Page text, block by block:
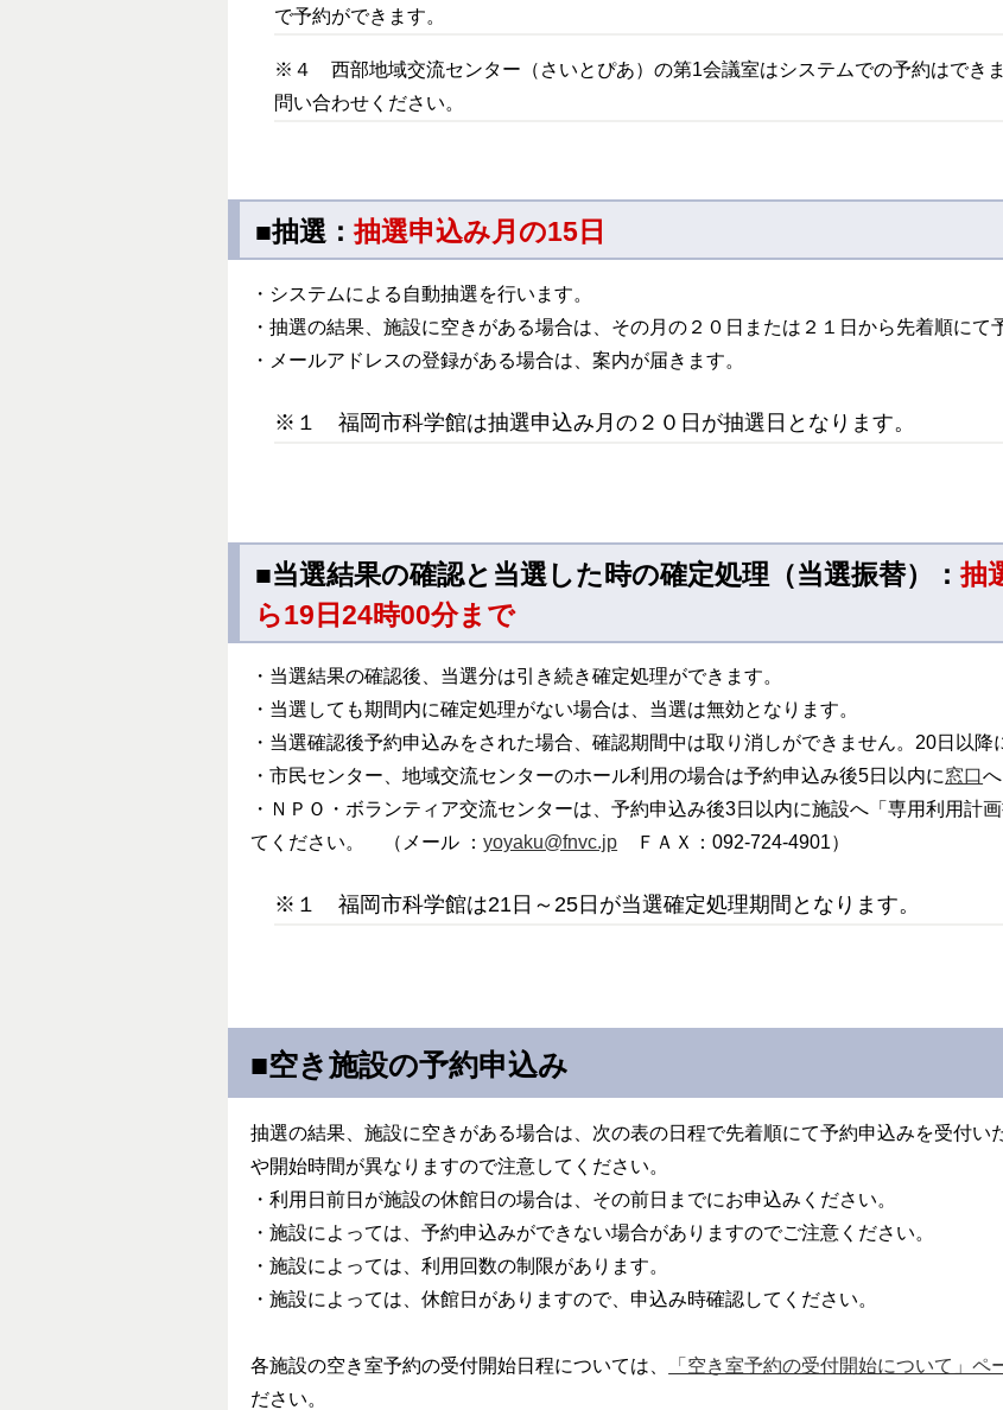
で予約ができます。
※４ 西部地域交流センター（さいとぴあ）の第1会議室はシステムでの予約はでき
問い合わせください。
■抽選： 抽選申込み月の15日
・システムによる自動抽選を行います。
・抽選の結果、施設に空きがある場合は、その月の２０日または２１日から先着順にて
・メールアドレスの登録がある場合は、案内が届きます。
※１ 福岡市科学館は抽選申込み月の２０日が抽選日となります。
■当選結果の確認と当選した時の確定処理（当選振替）： 抽
ら19日24時00分まで
・当選結果の確認後、当選分は引き続き確定処理ができます。
・当選しても期間内に確定処理がない場合は、当選は無効となります。
・当選確認後予約申込みをされた場合、確認期間中は取り消しができません。20日以降
・市民センター、地域交流センターのホール利用の場合は予約申込み後5日以内に窓口
・ＮＰＯ・ボランティア交流センターは、予約申込み後3日以内に施設へ「専用利用計
てください。 （メール ：yoyaku@fnvc.jp ＦＡＸ：092-724-4901）
※１ 福岡市科学館は21日～25日が当選確定処理期間となります。
■空き施設の予約申込み
抽選の結果、施設に空きがある場合は、次の表の日程で先着順にて予約申込みを受付い
や開始時間が異なりますので注意してください。
・利用日前日が施設の休館日の場合は、その前日までにお申込みください。
・施設によっては、予約申込みができない場合がありますのでご注意ください。
・施設によっては、利用回数の制限があります。
・施設によっては、休館日がありますので、申込み時確認してください。
各施設の空き室予約の受付開始日程については、 「空き室予約の受付開始について」ペ
ださい。